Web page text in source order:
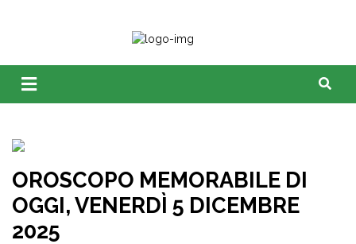
OROSCOPO MEMORABILE DI
OGGI, VENERDÌ 5 DICEMBRE
2025